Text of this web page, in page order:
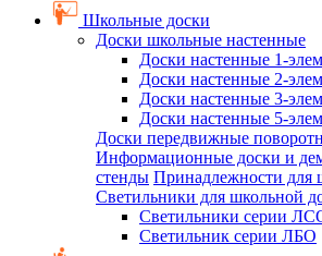
Школьные доски
Доски школьные настенные
Доски настенные 1-
Доски настенные 2-
Доски настенные 3-
Доски настенные 5-
Доски передвижные
Информационные доски и
стенды Принадлежности для
Светильники для школьной
Светильники серии
Светильник серии ЛБО